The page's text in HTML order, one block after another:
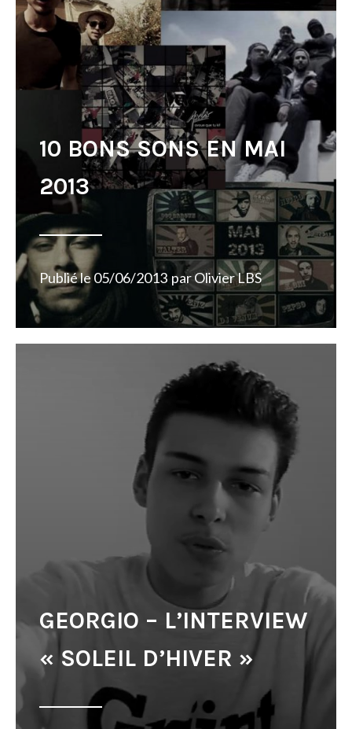
10 BONS SONS EN MAI
2013
Publié le 05/06/2013 parOlivier LBS
GEORGIO – L’INTERVIEW
« SOLEIL D’HIVER »